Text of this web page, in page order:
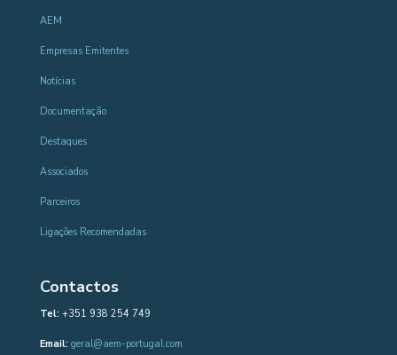
AEM
Empresas Emitentes
Notícias
Documentação
Destaques
Associados
Parceiros
Ligações Recomendadas
Contactos
Tel:+351 938 254 749
Email: geral@aem-portugal.com